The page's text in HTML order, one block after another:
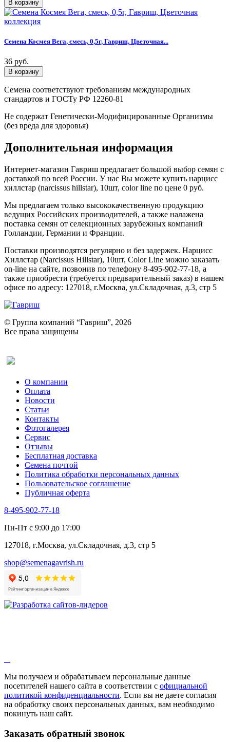
Семена Космея Вега, смесь, 0,5г, Гавриш, Цветочная...
36 руб.
Семена соответствуют требованиям международных
стандартов и ГОСТу РФ 12260-81
Не содержат Генетически-Модифицированные Организмы
(без вреда для здоровья)
Дополнительная информация
Интернет-магазин Гавриш предлагает большой выбор семян с
доставкой по всей России. У нас Вы можете купить нарцисс
хиллстар (narcissus hillstar), 10шт, color line по цене 0 руб.
Мы предлагаем только высококачественную продукцию
ведущих Российских производителей, а также налажена
поставка семян от селекционных зарубежных компаний
Голландии, Германии и Франции.
Поставки производятся регулярно и без задержек. Нарцисс
Хиллстар (Narcissus Hillstar), 10шт, Color Line можно заказать
on-line на сайте, позвонив по телефону 8-495-902-77-18, а
также приобрести (требуется предварительный заказ) в нашем
офисе по адресу: 127018, г.Москва, ул.Складочная, д.3, стр 5
© Группа компаний “Гавриш”, 2026
Все права защищены
О компании
Оплата
Новости
Статьи
Контакты
Фотогалерея​
Сервис
Отзывы
Бесплатная доставка
Семена почтой
Политика обработки персональных данных
Пользовательское соглашение
Публичная оферта
8-495-902-77-18
Пн-Пт с 9:00 до 17:00
127018, г.Москва, ул.Складочная, д.3, стр 5
shop@semenagavrish.ru
Мы получаем и обрабатываем персональные данные
посетителей нашего сайта в соответствии с официальной
политикой конфиденциальности. Если вы не даете согласия
на обработку своих персональных данных, вам необходимо
покинуть наш сайт.
Заказать обратный звонок